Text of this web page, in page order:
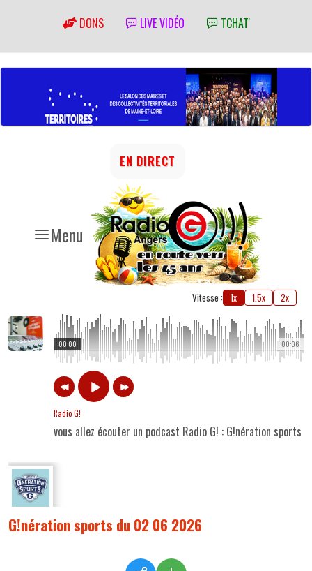
DONS LIVE VIDÉO TCHAT'
Menu
EN DIRECT
Vitesse : 1x 1.5x 2x
00:06
00:00
Radio G!
vous allez écouter un podcast Radio G! : G!nération sports
G!nération sports du 02 06 2026